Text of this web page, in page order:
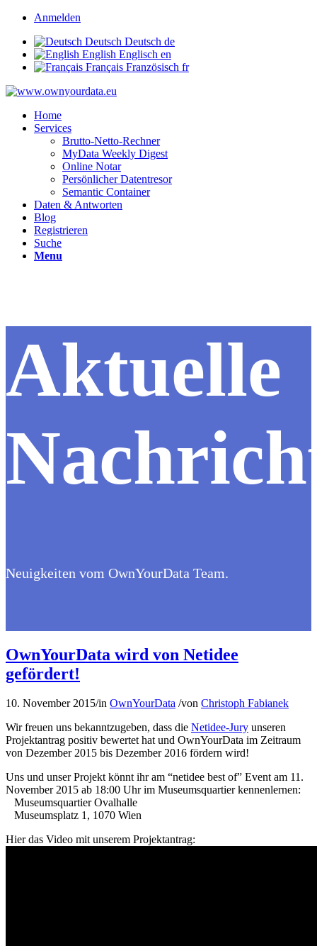
Anmelden
Deutsch Deutsch de
English Englisch en
Français Französisch fr
Home
Services
Brutto-Netto-Rechner
MyData Weekly Digest
Online Notar
Persönlicher Datentresor
Semantic Container
Daten & Antworten
Blog
Registrieren
Suche
Menu
Aktuelle
Neuigkeiten vom OwnYourData Team.
OwnYourData wird von Netidee
gefördert!
10. November 2015/in OwnYourData /von Christoph Fabianek
Wir freuen uns bekanntzugeben, dass die Netidee-Jury unseren
Projektantrag positiv bewertet hat und OwnYourData im Zeitraum
von Dezember 2015 bis Dezember 2016 fördern wird!
Uns und unser Projekt könnt ihr am “netidee best of” Event am 11.
November 2015 ab 18:00 Uhr im Museumsquartier kennenlernen:
Museumsquartier Ovalhalle
Museumsplatz 1, 1070 Wien
Hier das Video mit unserem Projektantrag: